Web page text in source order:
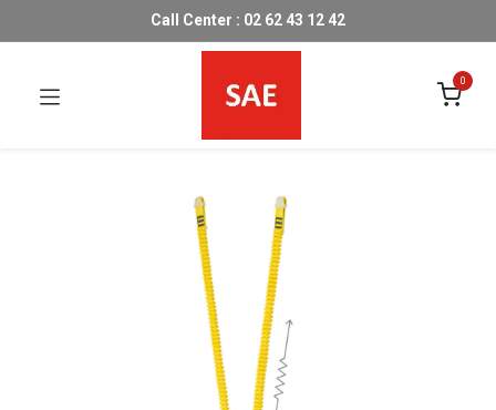
Call Center : 02 62 43 12 42
0